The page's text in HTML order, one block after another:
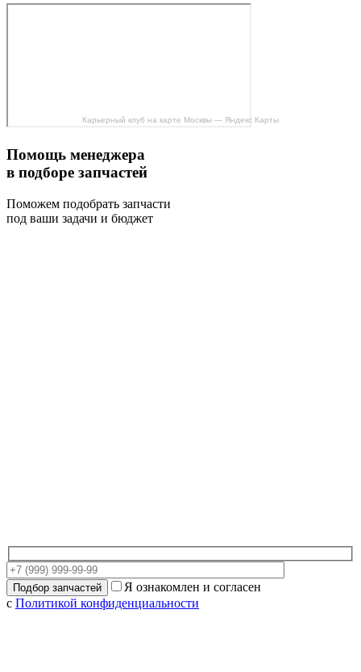
Карьерный клуб на карте Москвы — Яндекс Карты
Помощь менеджера
в подборе запчастей
Поможем подобрать запчасти
под ваши задачи и бюджет
Я ознакомлен и согласен
с Политикой конфиденциальности